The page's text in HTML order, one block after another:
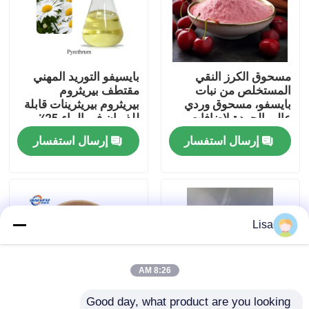
برنامج VR
حولنا
جولة في المصنع
اتصل بنا
نكهات الجوهر الغذائي
مسحوق الكرز النقي
المستخلص من نبات
بايسفو، مسحوق وردي
عالي الجودة لإضافات
الطعام ومستحضرات
التجميلإرسال استفسار
بايسيفو التوريد المهني
مقتطف بيريثروم
بيريثروم بيريثرينات قابلة
للذوبان في الماء 25٪
كاس 8003-34-7 سائل
أصفر للمبيدات الحيوية
إرسال استفسار
Lisa
8:26 AM
Good day, what product are you looking